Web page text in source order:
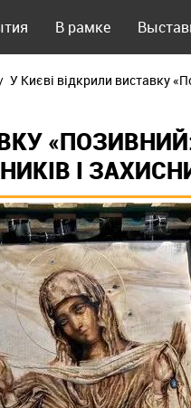
В рамке
У Києві відкрили виставку
І